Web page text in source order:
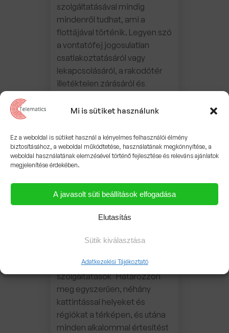
Mi is sütiket használunk
Ez a weboldal is sütiket használ a kényelmes felhasználói élmény
biztosításához, a weboldal működtetése, használatának megkönnyítése, a
weboldal használatának elemzésével történő fejlesztése és releváns ajánlatok
megjelenítése érdekében.
A javasolt süti beállítások elfogadása
Elutasítás
Sütik kiválasztása
Adatkezelési Tájékoztató
szolgáltatásával mindig
mindenről tudhat, ami a
flottájával történik. Legyen szó
a vontatófej jogosulatlan
csatlakoztatásáról vagy
lekapcsolásáról, a rakodótér
illetéktelen zárásáról és
beállított Geofence
pontokon történő
áthaladásáról, illetve a nem
mindennapi eseményekről
a rendszer automatikusan
továbbít SMS-ben […]
meghatározás
POI és Geofence
szolgáltatások Határozzon
meg egyszerűen, néhány
kattintással helyeket és
régiókat a térképen, és utána
minden alkalommal értesítést